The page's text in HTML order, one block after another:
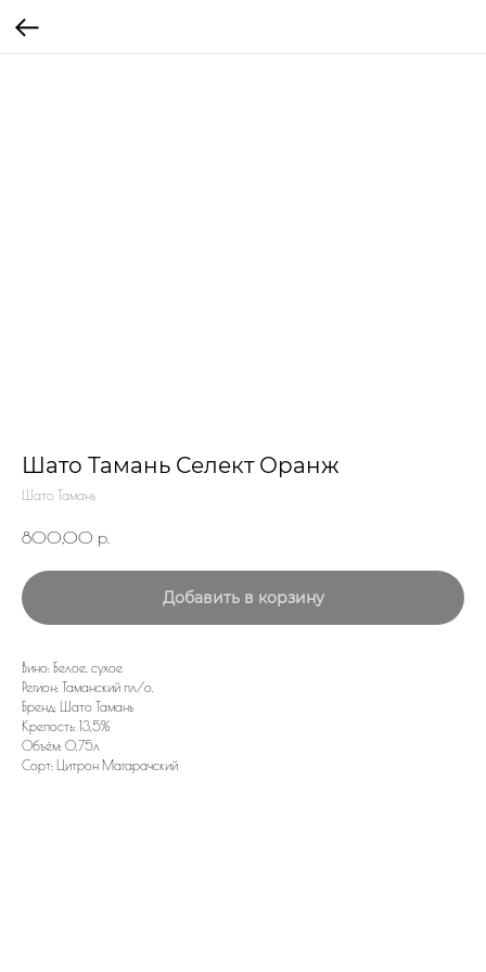
Шато Тамань Селект Оранж
Шато Тамань
800,00 р.
Добавить в корзину
Вино: Белое, сухое
Регион: Таманский пл/о.
Бренд: Шато Тамань
Крепость: 13,5%
Объём: 0,75л
Сорт: Цитрон Магарачский